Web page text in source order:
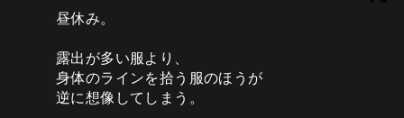
昼休み。
露出が多い服より、
身体のラインを拾う服のほうが
逆に想像してしまう。